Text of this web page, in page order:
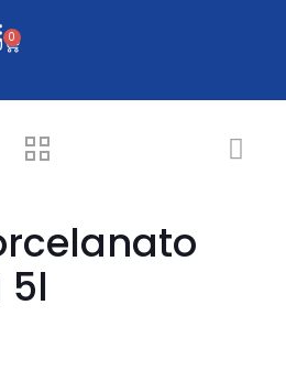
0
5l